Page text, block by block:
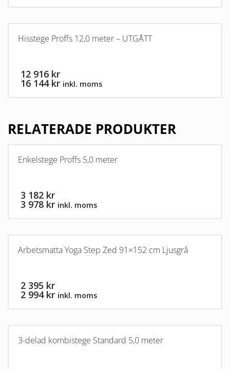
Hisstege Proffs 12,0 meter – UTGÅTT
12 916 kr
16 144 kr inkl. moms
RELATERADE PRODUKTER
Enkelstege Proffs 5,0 meter
3 182 kr
3 978 kr inkl. moms
Arbetsmatta Yoga Step Zed 91×152 cm Ljusgrå
2 395 kr
2 994 kr inkl. moms
3-delad kombistege Standard 5,0 meter